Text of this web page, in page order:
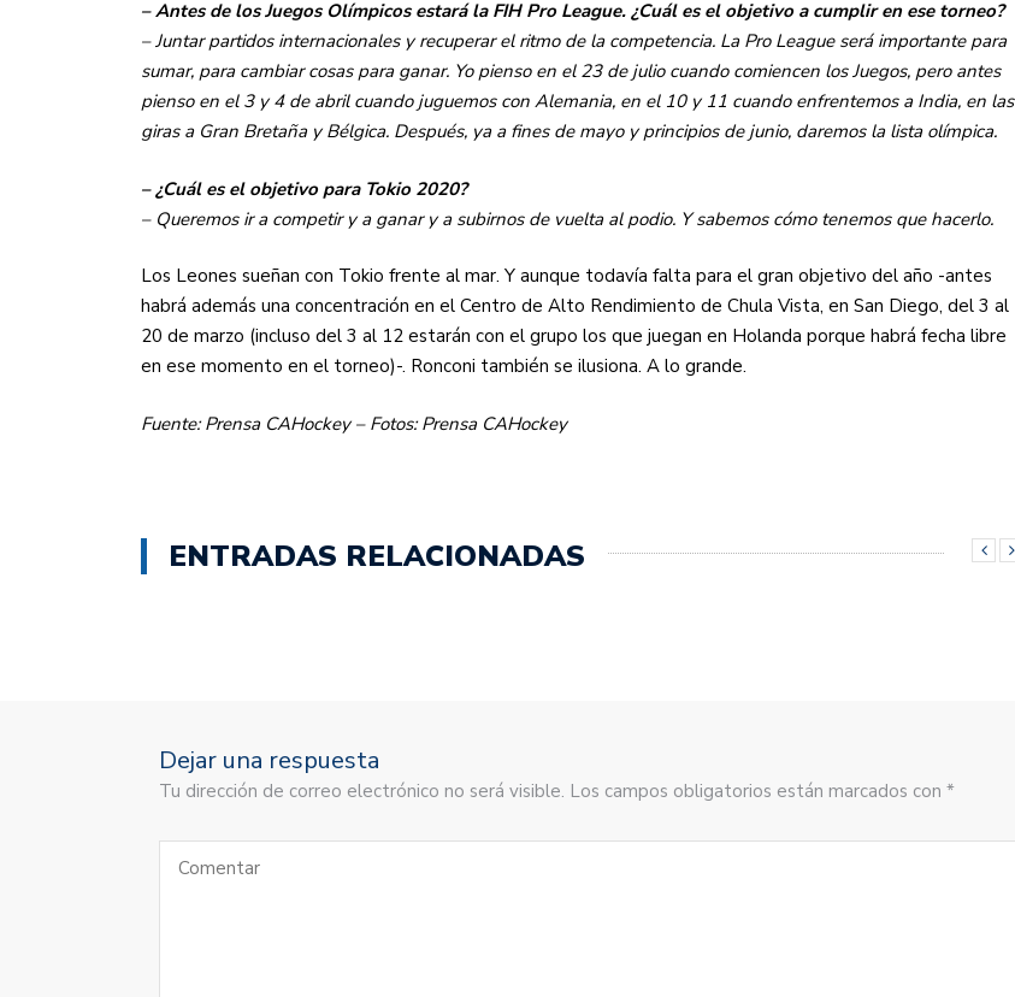
– Antes de los Juegos Olímpicos estará la FIH Pro League. ¿Cuál es el objetivo a cumplir en ese torneo?
– Juntar partidos internacionales y recuperar el ritmo de la competencia. La Pro League será importante para
sumar, para cambiar cosas para ganar. Yo pienso en el 23 de julio cuando comiencen los Juegos, pero antes
pienso en el 3 y 4 de abril cuando juguemos con Alemania, en el 10 y 11 cuando enfrentemos a India, en las
giras a Gran Bretaña y Bélgica. Después, ya a fines de mayo y principios de junio, daremos la lista olímpica.
– ¿Cuál es el objetivo para Tokio 2020?
– Queremos ir a competir y a ganar y a subirnos de vuelta al podio. Y sabemos cómo tenemos que hacerlo.
Los Leones sueñan con Tokio frente al mar. Y aunque todavía falta para el gran objetivo del año -antes
habrá además una concentración en el Centro de Alto Rendimiento de Chula Vista, en San Diego, del 3 al
20 de marzo (incluso del 3 al 12 estarán con el grupo los que juegan en Holanda porque habrá fecha libre
en ese momento en el torneo)-. Ronconi también se ilusiona. A lo grande.
Fuente: Prensa CAHockey – Fotos: Prensa CAHockey
ENTRADAS RELACIONADAS
Dejar una respuesta
Tu dirección de correo electrónico no será visible. Los campos obligatorios están marcados con *